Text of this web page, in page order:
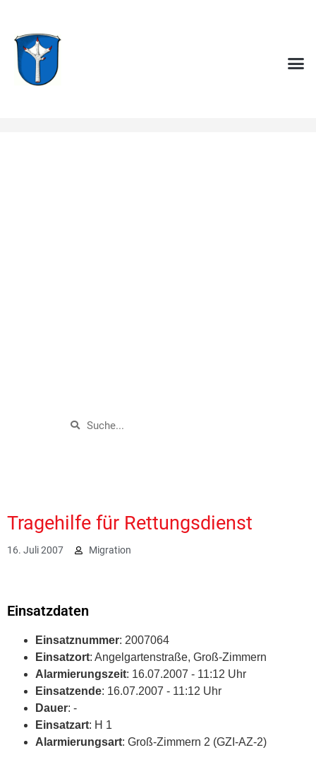
Tragehilfe für Rettungsdienst
16. Juli 2007 Migration
Einsatzdaten
Einsatznummer: 2007064
Einsatzort: Angelgartenstraße, Groß-Zimmern
Alarmierungszeit: 16.07.2007 - 11:12 Uhr
Einsatzende: 16.07.2007 - 11:12 Uhr
Dauer: -
Einsatzart: H 1
Alarmierungsart: Groß-Zimmern 2 (GZI-AZ-2)